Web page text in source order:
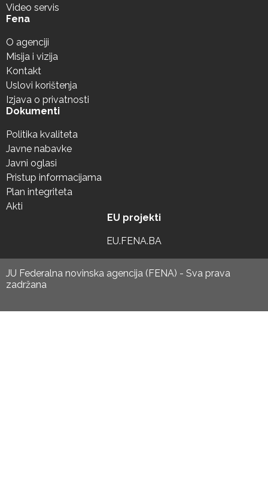
Video servis
Fena
O agenciji
Misija i vizija
Kontakt
Uslovi korištenja
Izjava o privatnosti
Dokumenti
Politika kvaliteta
Javne nabavke
Javni oglasi
Pristup informacijama
Plan integriteta
Akti
EU projekti
EU.FENA.BA
JU Federalna novinska agencija (FENA) - Sva prava
zadržana